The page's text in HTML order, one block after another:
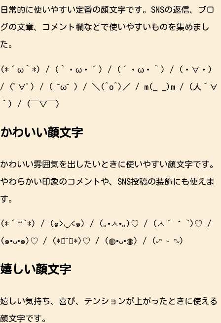
日常的に使いやすい定番の顔文字です。SNSの返信、ブロ
グの文章、コメント欄などで使いやすいものを集めまし
た。
(*´ω｀*) / (｀・ω・´) / (´・ω・｀) / (・∀・)
/ (ﾟ∀ﾟ) / ( ˘ω˘ ) / ＼(^o^)／ / m(_ _)m / (人´∀
｀) / (￣▽￣)
かわいい顔文字
かわいい雰囲気を出したいときに使いやすい顔文字です。
やわらかい印象のコメントや、SNS投稿の装飾にも使えま
す。
(*´꒳`*) / (๑>◡<๑) / (｡•ㅅ•｡)♡ / (ㅅ´ ˘ `)♡ /
(๑•ᴗ•๑)♡ / (*ฅ́˘ฅ̀*)♡ / (◍•ᴗ•◍) / (˶ᵔ ᵕ ᵔ˶)
嬉しい顔文字
嬉しい気持ち、喜び、テンションが上がったときに使える
顔文字です。